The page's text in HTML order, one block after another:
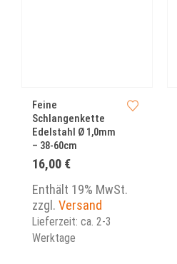
Feine
Schlangenkette
Edelstahl Ø 1,0mm
– 38-60cm
16,00 €
Enthält 19% MwSt.
zzgl. Versand
Lieferzeit: ca. 2-3
Werktage